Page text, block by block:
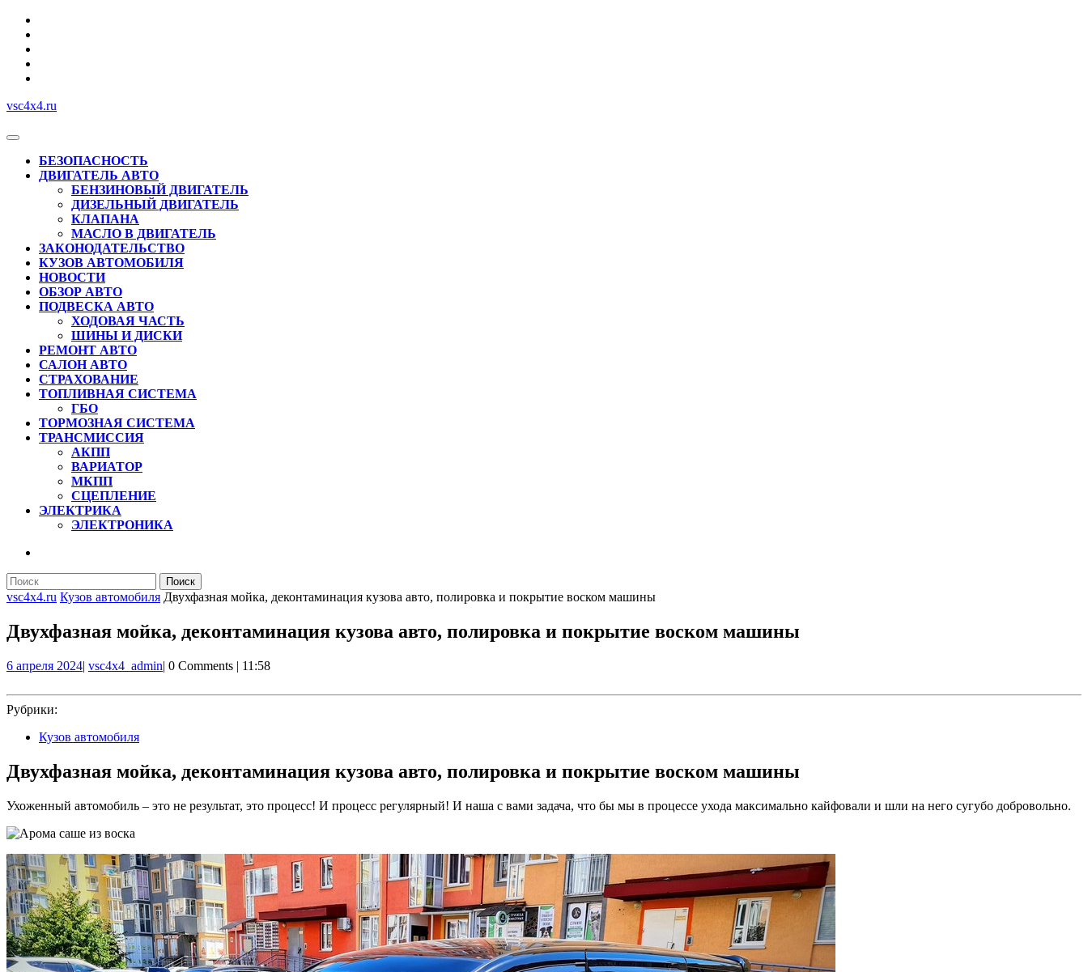
Перейти
содержимому
vsc4x4.ru
Кнопка
ОткрытьБЕЗОПАСНОСТЬ
ДВИГАТЕЛЬ АВТО
БЕНЗИНОВЫЙ ДВИГАТЕЛЬ
ДИЗЕЛЬНЫЙ ДВИГАТЕЛЬ
КЛАПАНА
МАСЛО В ДВИГАТЕЛЬ
ЗАКОНОДАТЕЛЬСТВО
КУЗОВ АВТОМОБИЛЯ
НОВОСТИ
ОБЗОР АВТО
ПОДВЕСКА АВТО
ХОДОВАЯ ЧАСТЬ
ШИНЫ И ДИСКИ
РЕМОНТ АВТО
САЛОН АВТО
СТРАХОВАНИЕ
ТОПЛИВНАЯ СИСТЕМА
ГБО
ТОРМОЗНАЯ СИСТЕМА
ТРАНСМИССИЯ
АКПП
ВАРИАТОР
МКПП
СЦЕПЛЕНИЕ
ЭЛЕКТРИКА
ЭЛЕКТРОНИКА
КНОПКА
Найти:
vsc4x4.ru Кузов автомобиля Двухфазная мойка, деконтаминация кузова авто, полировка и покрытие воском машины
Двухфазная мойка, деконтаминация кузова авто, полировка и покрытие воском машины
6 апреля 20246
2024
| vsc4x4_adminvsc4x4_admin
| 0 Comments | 11:58
Рубрики:
Кузов автомобиля
Двухфазная мойка, деконтаминация кузова авто, полировка и покрытие воском машины
Ухоженный автомобиль – это не результат, это процесс! И процесс регулярный! И наша с вами задача, что бы мы в процессе ухода максимально кайфовали и шли на него сугубо добровольно.